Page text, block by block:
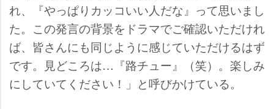
れ、『やっぱりカッコいい人だな』って思いまし
た。この発言の背景をドラマでご確認いただけれ
ば、皆さんにも同じように感じていただけるはず
です。見どころは…『路チュー』（笑）。楽しみ
にしていてください！」と呼びかけている。